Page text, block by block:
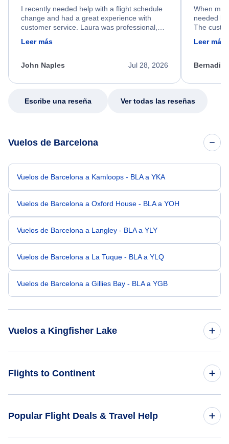
I recently needed help with a flight schedule
change and had a great experience with
customer service. Laura was professional,
friendly, and very helpful throughout the
process. She quickly found a solution and
appreciate her excellent service.
Leer más
Jul 28, 2026
John Naples
When my
needed
The
calm,
my issue.
Leer más
Escribe una reseña Ver todas las reseñas
Vuelos de Barcelona
Vuelos de Barcelona a Kamloops - BLA a YKA
Vuelos de Barcelona a Oxford House - BLA a YOH
Vuelos de Barcelona a Langley - BLA a YLY
Vuelos de Barcelona a La Tuque - BLA a YLQ
Vuelos de Barcelona a Gillies Bay - BLA a YGB
Vuelos a Kingfisher Lake
Vuelos de Cayenne a Kingfisher Lake - CAY a KIF
Flights to Continent
Popular Flight Deals & Travel Help